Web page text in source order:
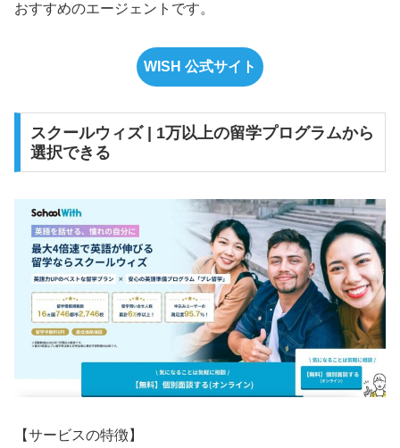
おすすめのエージェントです。
WISH 公式サイト
スクールウィズ | 1万以上の留学プログラムから
選択できる
【サービスの特徴】